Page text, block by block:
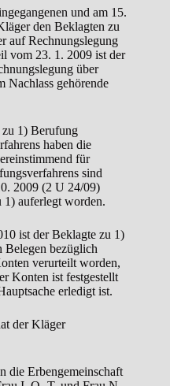
und am 15.
den Beklagten zu
auf Rechnungslegung
vom 23. 1. 2009 ist der
über
Nachlass gehörende
zu 1) Berufung
haben die
für
sind
2009 (2 U 24/09)
1) auferlegt worden.
ist der Beklagte zu 1)
Belegen bezüglich
verurteilt worden,
Konten ist festgestellt
erledigt ist.
der Kläger
die Erbengemeinschaft